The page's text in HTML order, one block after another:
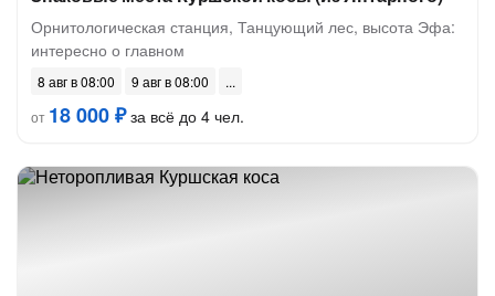
Орнитологическая станция, Танцующий лес, высота Эфа:
интересно о главном
8 авг в 08:00
9 авг в 08:00
от 18 000 ₽за всё до 4 чел.